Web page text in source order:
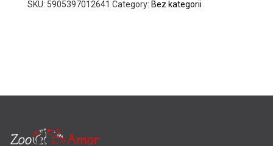
SKU: 5905397012641 Category: Bez kategorii